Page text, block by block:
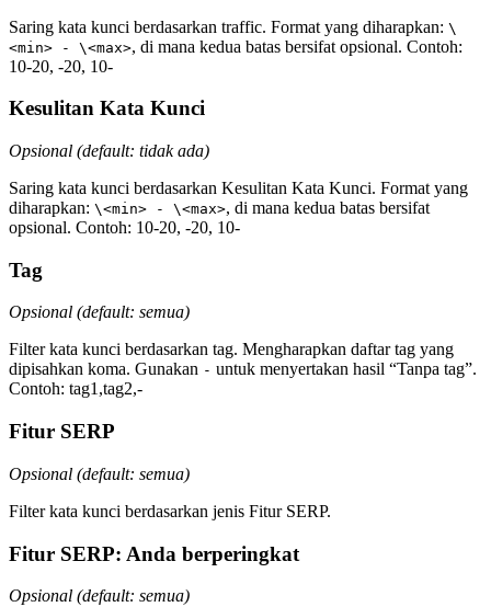
Saring kata kunci berdasarkan traffic. Format yang diharapkan: \
<min> - \<max>, di mana kedua batas bersifat opsional. Contoh:
10-20, -20, 10-
Kesulitan Kata Kunci
Opsional (default: tidak ada)
Saring kata kunci berdasarkan Kesulitan Kata Kunci. Format yang
diharapkan: \<min> - \<max>, di mana kedua batas bersifat
opsional. Contoh: 10-20, -20, 10-
Tag
Opsional (default: semua)
Filter kata kunci berdasarkan tag. Mengharapkan daftar tag yang
dipisahkan koma. Gunakan - untuk menyertakan hasil “Tanpa tag”.
Contoh: tag1,tag2,-
Fitur SERP
Opsional (default: semua)
Filter kata kunci berdasarkan jenis Fitur SERP.
Fitur SERP: Anda berperingkat
Opsional (default: semua)